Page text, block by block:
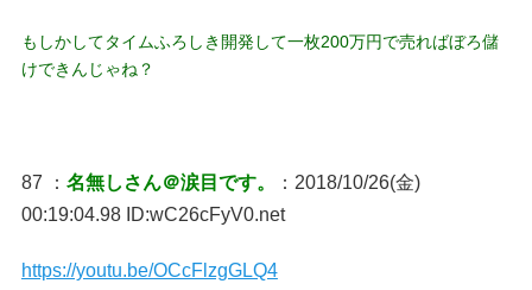
もしかしてタイムふろしき開発して一枚200万円で売ればぼろ儲
けできんじゃね？
87 ： 名無しさん＠涙目です。
：2018/10/26(金)
00:19:04.98 ID:wC26cFyV0.net
https://youtu.be/OCcFlzgGLQ4